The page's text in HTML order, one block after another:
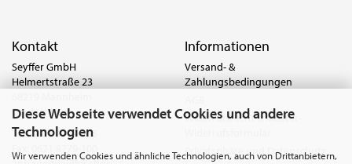
Diese Webseite verwendet Cookies und andere
Technologien
Wir verwenden Cookies und ähnliche Technologien, auch von Drittanbietern,
Kontakt
Seyffer GmbH
Helmertstraße 23
Deutschland
Tel.:0621 8779-555
Informationen
Versand- &
Zahlungsbedingungen
Widerrufsrecht & Muster-
Privatsphäre und Datenschutz